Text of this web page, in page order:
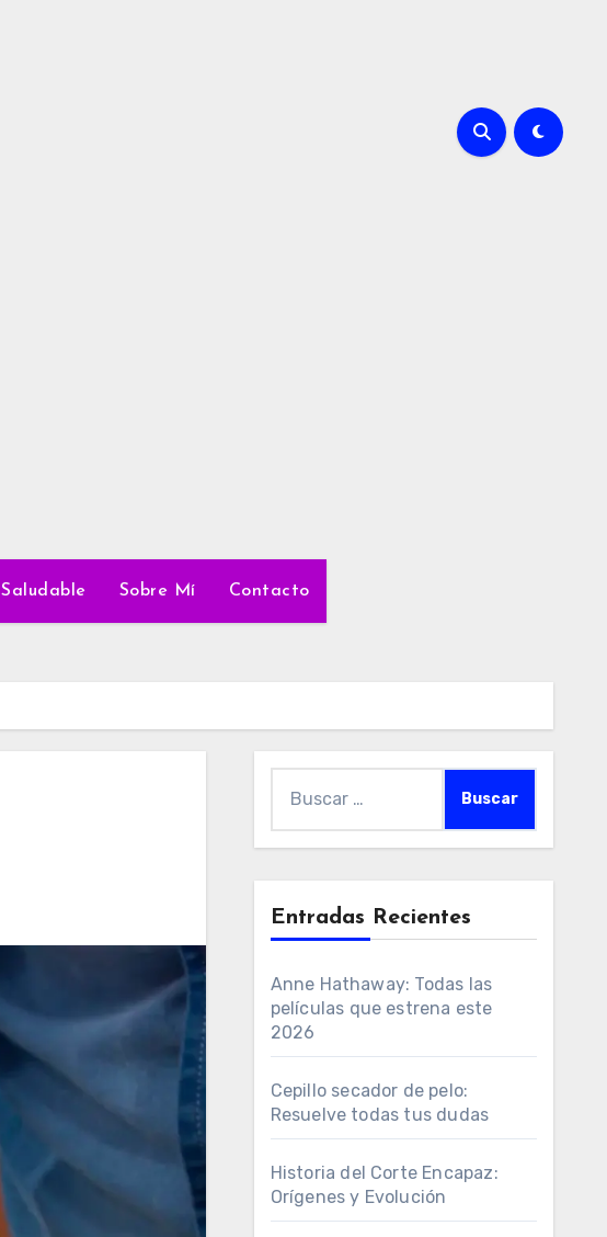
Saludable Sobre Mí Contacto
Entradas Recientes
Anne Hathaway: Todas las
películas que estrena este
2026
Cepillo secador de pelo:
Resuelve todas tus dudas
Historia del Corte Encapaz:
Orígenes y Evolución